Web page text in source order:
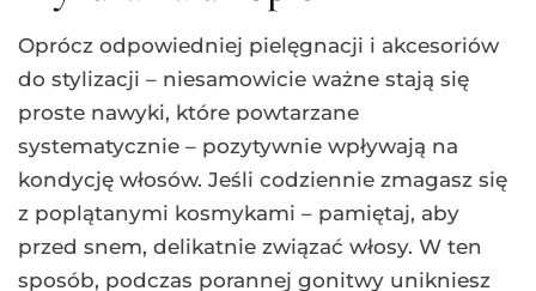
Oprócz odpowiedniej pielęgnacji i akcesoriów
do stylizacji – niesamowicie ważne stają się
proste nawyki, które powtarzane
systematycznie – pozytywnie wpływają na
kondycję włosów. Jeśli codziennie zmagasz się
z poplątanymi kosmykami – pamiętaj, aby
przed snem, delikatnie związać włosy. W ten
sposób, podczas porannej gonitwy unikniesz